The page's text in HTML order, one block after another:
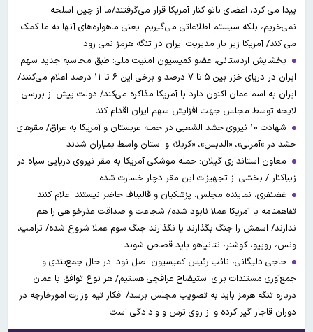
پیدا می کرد، اعضای ناتو کنار آمریکا قرار می‌گرفتند/ما از چین اسلحه
نمی‌خریم، بلکه سیستم اطلاعاتی می‌گیریم. یعنی ماهواره‌های آنها به ما کمک
می کند/ آمریکا زیر بار مدیریت ایران در تنگه هرمز نمی رود
بخشایش اردستانی، عضو کمیسیون امنیت ملی: طبق محاسبه جدید سهم
ایران در دریای خزر بین ۵ تا ۷ درصد و برخی این ۶ تا ۱۱ درصد اعلام می‌کنند/
ایران به اسم عمان اکنون دارد با آمریکا مذاکره می‌کند/ دولت پیش از بررسی
لایحه توسط مجلس جهت افزایش سهم ایران اقدام کند
شهادت ۱۰ نیروی حشد الشعبی در حمله عربستان و آمریکا به عراق/ مقرهای
حشد در »آمرلی»، «الدبس»، «کربلا« و استان واسط بمباران شدند
معاون استانداری گیلان: حمله موشکی آمریکا به مقر نیروی دریایی سپاه در
زیباکنار / بخشی از تجهیزات این مقر دچار خسارت شده
غضنفری، نماینده مجلس: پزشکیان و قالیباف حاضر نیستند اعلام کنند
تفاهمنامه با آمریکا عملا نابود شده/ شجاعت و صداقت عذرخواهی را هم
ندارند/ اسمش را جنگ بگذارند یا نگذارند جنگ سوم عملا شروع شده/ ترامپ،
ونس، روبیو، کوشنر، نتانیاهو باید قصاص شوند
حاجی دلیگانی، نائب رئیس کمیسیون اصل نود: در حال جمع‌بندی و
جمع‌آوری مستندات برای استیضاح عراقچی هستیم/ هر نوع توافق با عمان
درباره تنگه هرمز باید به تصویب مجلس برسد/ افکار تیم وزارت امورخارجه در
دوران قاجار گیر کرده و از روی ترس و وادادگی است